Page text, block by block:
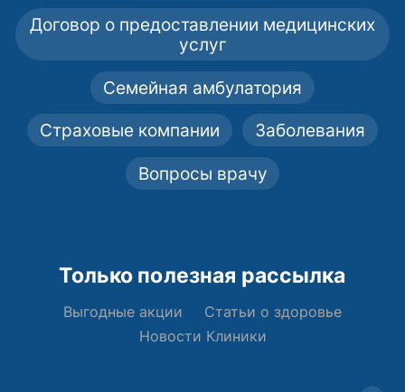
Договор о предоставлении медицинских
услуг
Семейная амбулатория
Страховые компании Заболевания
Вопросы врачу
Только полезная рассылка
Выгодные акции
Статьи о здоровье
Новости Клиники